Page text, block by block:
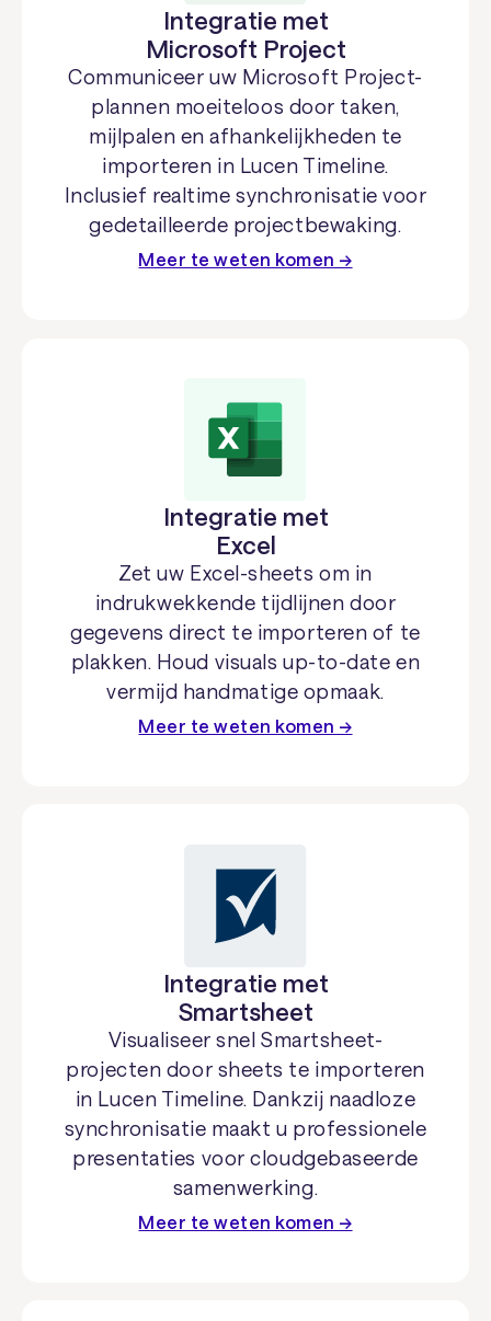
Integratie met
Microsoft Project
Communiceer uw Microsoft Project-
plannen moeiteloos door taken,
mijlpalen en afhankelijkheden te
importeren in Lucen Timeline.
Inclusief realtime synchronisatie voor
gedetailleerde projectbewaking.
Meer te weten komen →
Integratie met
Excel
Zet uw Excel-sheets om in
indrukwekkende tijdlijnen door
gegevens direct te importeren of te
plakken. Houd visuals up-to-date en
vermijd handmatige opmaak.
Meer te weten komen →
Integratie met
Smartsheet
Visualiseer snel Smartsheet-
projecten door sheets te importeren
in Lucen Timeline. Dankzij naadloze
synchronisatie maakt u professionele
presentaties voor cloudgebaseerde
samenwerking.
Meer te weten komen →